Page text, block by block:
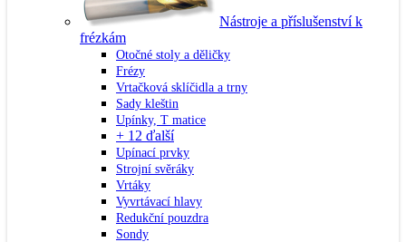
Nástroje a příslušenství k
frézkám
Otočné stoly a děličky
Frézy
Vrtačková sklíčidla a trny
Sady kleštin
Upínky, T matice
+ 12 ďalší
Upínací prvky
Strojní svěráky
Vrtáky
Vyvrtávací hlavy
Redukční pouzdra
Sondy